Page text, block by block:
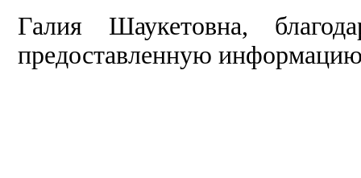
Галия Шаукетовна,
предоставленную